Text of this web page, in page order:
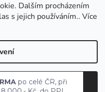
Dalším procházením
s jejich používáním.. Více
Souhlasím
se přes Google
práva vyhrazena.Upravit
po celé ČR, při
Kč, do PPL
5.000,- Kč.